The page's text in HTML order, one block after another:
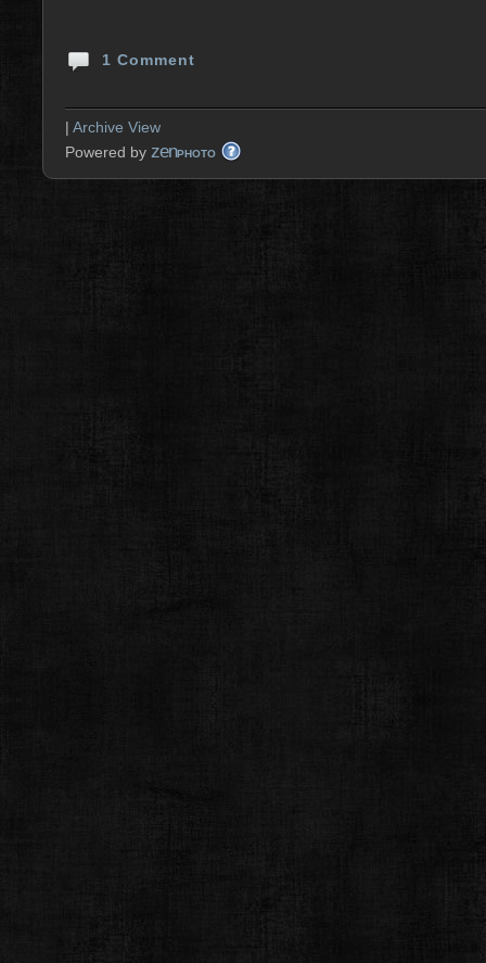
1 Comment
| Archive View
Powered by zenPHOTO